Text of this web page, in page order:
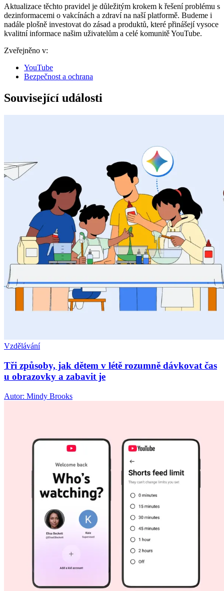
Aktualizace těchto pravidel je důležitým krokem k řešení problému s
dezinformacemi o vakcínách a zdraví na naší platformě. Budeme i
nadále plošně investovat do zásad a produktů, které přinášejí vysoce
kvalitní informace našim uživatelům a celé komunitě YouTube.
Zveřejněno v:
YouTube
Bezpečnost a ochrana
Související události
Vzdělávání
Tři způsoby, jak dětem v létě rozumně dávkovat čas
u obrazovky a zabavit je
Autor: Mindy Brooks